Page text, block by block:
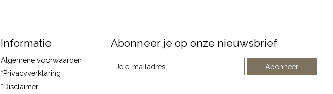
Informatie
Algemene voorwaarden
*Privacyverklaring
*Disclaimer
Abonneer je op onze nieuwsbrief
Abonneer